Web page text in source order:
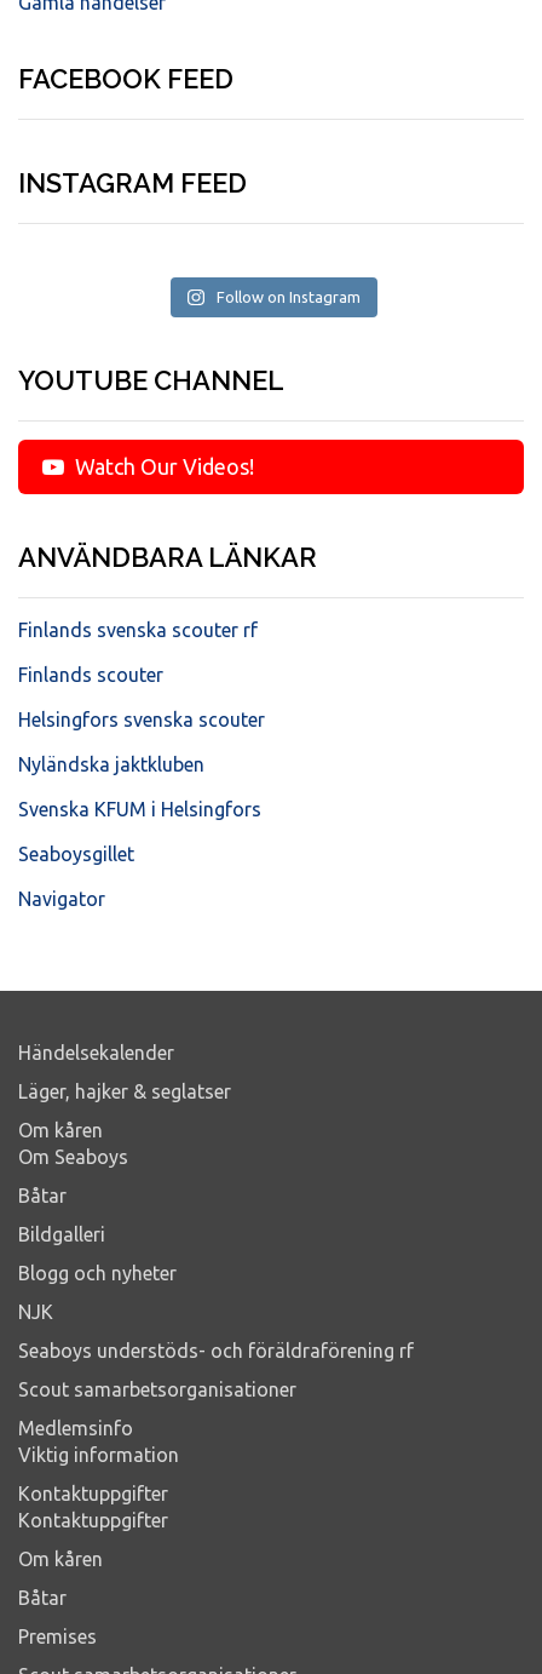
FACEBOOK FEED
INSTAGRAM FEED
Follow on Instagram
YOUTUBE CHANNEL
Watch Our Videos!
ANVÄNDBARA LÄNKAR
Finlands svenska scouter rf
Finlands scouter
Helsingfors svenska scouter
Nyländska jaktkluben
Svenska KFUM i Helsingfors
Seaboysgillet
Navigator
Händelsekalender
Läger, hajker & seglatser
Om kåren
Om Seaboys
Båtar
Bildgalleri
Blogg och nyheter
NJK
Seaboys understöds- och föräldraförening rf
Scout samarbetsorganisationer
Medlemsinfo
Viktig information
Kontaktuppgifter
Kontaktuppgifter
Om kåren
Båtar
Premises